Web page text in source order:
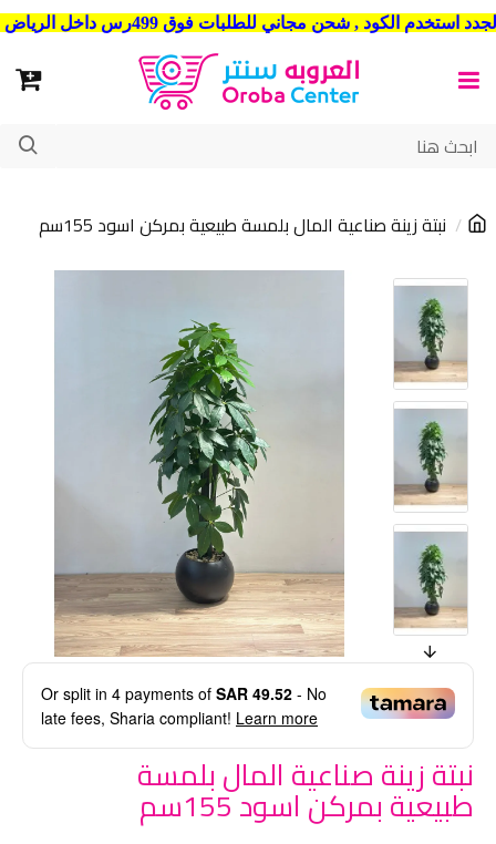
شحن مجاني للطلبات فوق 499رس داخل الرياض . وشحن الي جميع مدن المملكة العربية السعودية
نبتة زينة صناعية المال بلمسة طبيعية بمركن اسود 155سم
Or split in 4 payments of SAR 49.52 - No
late fees, Sharia compliant! Learn more
نبتة زينة صناعية المال بلمسة
طبيعية بمركن اسود 155سم